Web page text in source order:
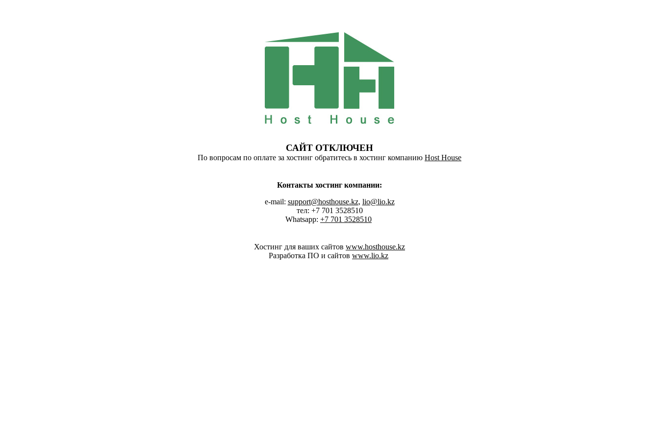
САЙТ ОТКЛЮЧЕН
По вопросам по оплате за хостинг обратитесь в хостинг компанию Host House
Контакты хостинг компании:
e-mail: support@hosthouse.kz, lio@lio.kz
тел: +7 701 3528510
Whatsapp: +7 701 3528510
Хостинг для ваших сайтов www.hosthouse.kz
Разработка ПО и сайтов www.lio.kz